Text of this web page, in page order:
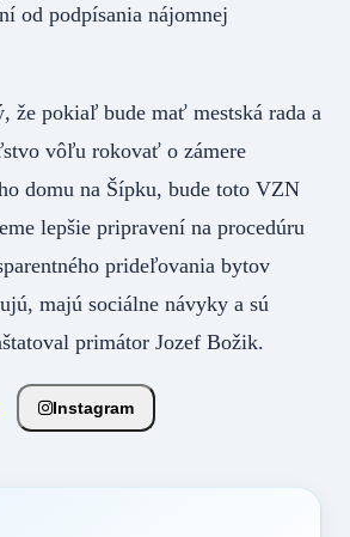
od podpísania nájomnej
že pokiaľ bude mať mestská rada a
vôľu rokovať o zámere
domu na Šípku, bude toto VZN
lepšie pripravení na procedúru
prideľovania bytov
majú sociálne návyky a sú
primátor Jozef Božik.
Instagram